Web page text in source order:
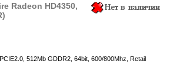
Radeon HD4350,
512Mb GDDR2, 64bit, 600/800Mhz, Retail